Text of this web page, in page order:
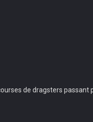
de dragsters passant